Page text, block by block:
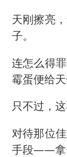
天刚擦亮
子。
连怎么得
霉蛋便给
只不过，
对待那位
手段——拿